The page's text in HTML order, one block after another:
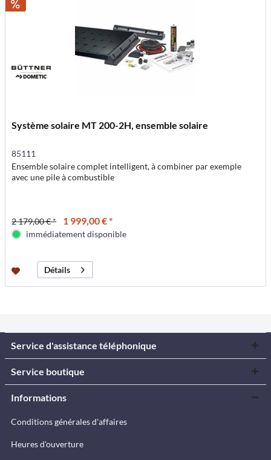
Système solaire MT 200-2H, ensemble solaire
85111
Ensemble solaire complet intelligent, à combiner par exemple
avec une pile à combustible
2 179,00 € * 1 999,00 € *
immédiatement disponible
Détails
Service d'assistance téléphonique
Service boutique
Informations
Conditions générales d'affaires
Heures d'ouverture